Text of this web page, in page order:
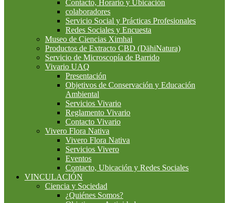
Contacto, Horario y Ubicación
colaboradores
Servicio Social y Prácticas Profesionales
Redes Sociales y Encuesta
Museo de Ciencias Ximhai
Productos de Extracto CBD (DähiNatura)
Servicio de Microscopía de Barrido
Vivario UAQ
Presentación
Objetivos de Conservación y Educación
Ambiental
Servicios Vivario
Reglamento Vivario
Contacto Vivario
Vivero Flora Nativa
Vivero Flora Nativa
Servicios Vivero
Eventos
Contacto, Ubicación y Redes Sociales
VINCULACIÓN
Ciencia y Sociedad
¿Quiénes Somos?